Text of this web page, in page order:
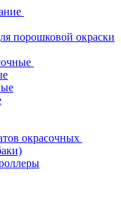
порошковой окраски
окрасочных